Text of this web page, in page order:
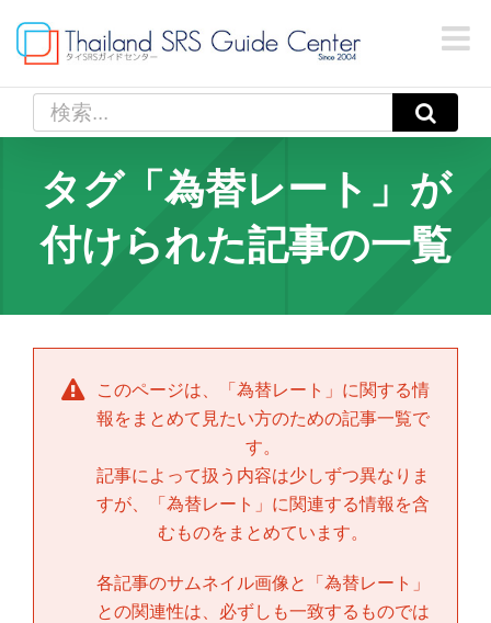
content
索
タグ「為替レート」が
付けられた記事の一覧
このページは、「 為替レート 」に関する情
報をまとめて見たい方のための記事一覧で
す。
記事によって扱う内容は少しずつ異なりま
すが、「 為替レート 」に関連する情報を含
むものをまとめています。
各記事のサムネイル画像と「 為替レート 」
との関連性は、必ずしも一致するものでは